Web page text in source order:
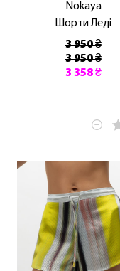
Nokaya
Шорти Леді
3 950 ₴
3 950 ₴
3 358 ₴